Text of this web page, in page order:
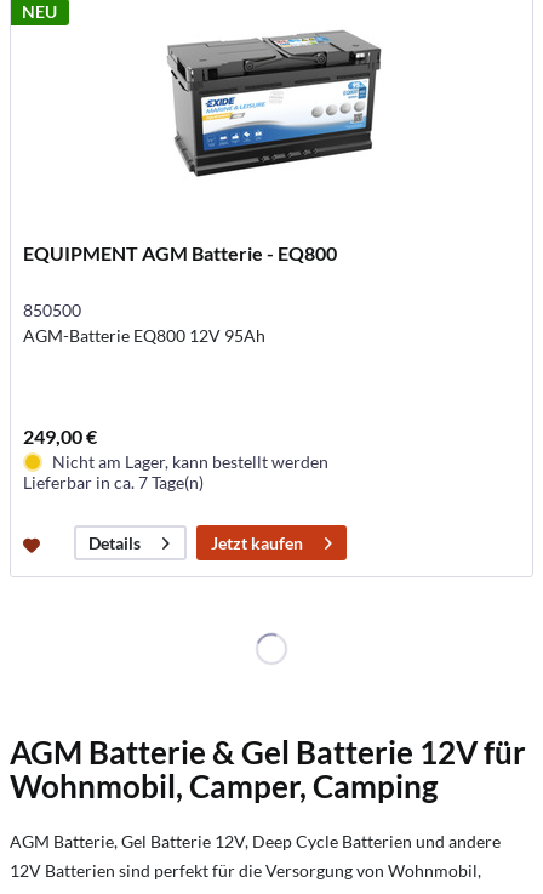
NEU
EQUIPMENT AGM Batterie - EQ800
850500
AGM-Batterie EQ800 12V 95Ah
249,00 €
Nicht am Lager, kann bestellt werden
Lieferbar in ca. 7 Tage(n)
Details Jetzt kaufen
AGM Batterie & Gel Batterie 12V für
Wohnmobil, Camper, Camping
AGM Batterie, Gel Batterie 12V, Deep Cycle Batterien und andere
12V Batterien sind perfekt für die Versorgung von Wohnmobil,